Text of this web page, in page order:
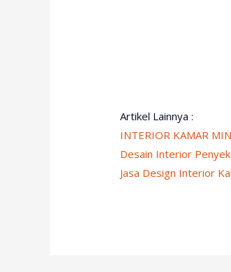
Artikel Lainnya :
INTERIOR KAMAR
Desain Interior
Jasa Design Interior